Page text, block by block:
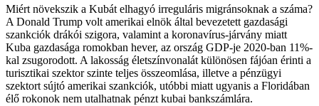
Miért növekszik a Kubát elhagyó irreguláris migránsoknak a száma?
A Donald Trump volt amerikai elnök által bevezetett gazdasági
szankciók drákói szigora, valamint a koronavírus-járvány miatt
Kuba gazdasága romokban hever, az ország GDP-je 2020-ban 11%-
kal zsugorodott. A lakosság életszínvonalát különösen fájóan érinti a
turisztikai szektor szinte teljes összeomlása, illetve a pénzügyi
szektort sújtó amerikai szankciók, utóbbi miatt ugyanis a Floridában
élő rokonok nem utalhatnak pénzt kubai bankszámlára.